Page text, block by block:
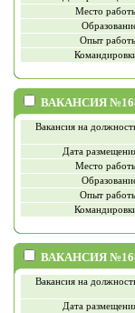
Место
Опыт
ВАКАНСИЯ
Вакансия на
Дата
Место
Опыт
ВАКАНСИЯ
Вакансия на
Дата